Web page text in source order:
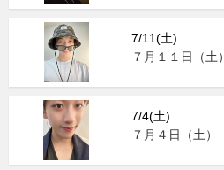
7/11(土)
７月１１日（土）
7/4(土)
７月４日（土）